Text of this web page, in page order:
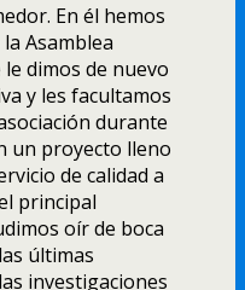
En él hemos
Asamblea
dimos de nuevo
y les facultamos
durante
un proyecto lleno
de calidad a
principal
oí­r de boca
las últimas
investigaciones